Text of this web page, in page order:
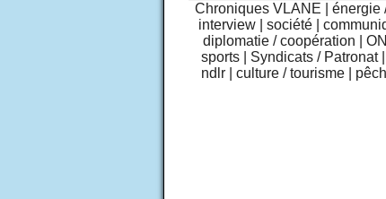
Chroniques VLANE énergie
interview
société
diplomatie / coopération
sports
Syndicats / Patronat
ndlr
culture / tourisme